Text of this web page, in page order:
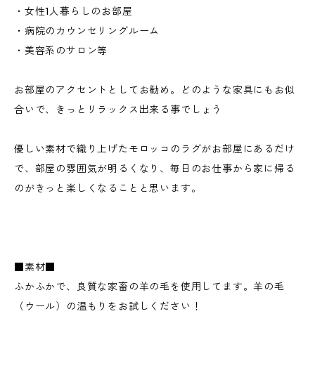
・女性1人暮らしのお部屋
・病院のカウンセリングルーム
・美容系のサロン等
お部屋のアクセントとしてお勧め。どのような家具にもお似
合いで、きっとリラックス出来る事でしょう
優しい素材で織り上げたモロッコのラグがお部屋にあるだけ
で、部屋の雰囲気が明るくなり、毎日のお仕事から家に帰る
のがきっと楽しくなることと思います。
■素材■
ふかふかで、良質な家畜の羊の毛を使用してます。羊の毛
（ウール）の温もりをお試しください！